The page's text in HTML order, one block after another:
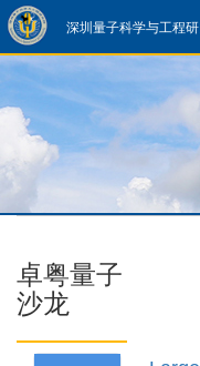
深圳量子科学与工程
卓粤量子
沙龙